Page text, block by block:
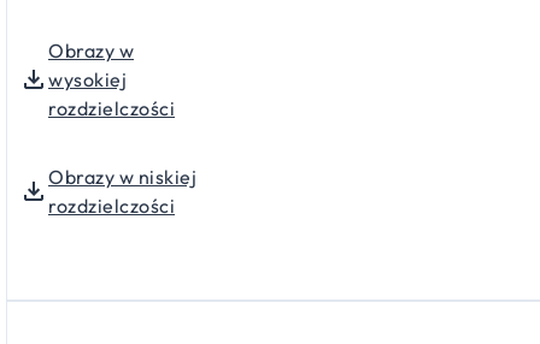
Obrazy w
wysokiej
rozdzielczości
Obrazy w niskiej
rozdzielczości